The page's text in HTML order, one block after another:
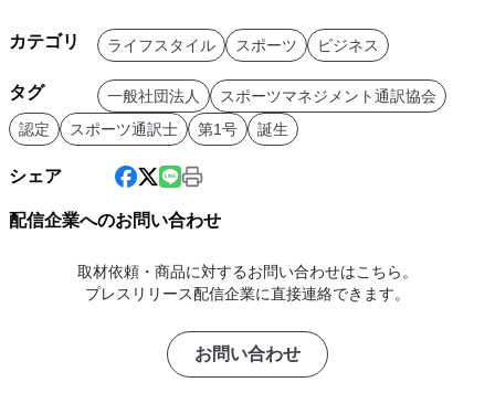
カテゴリ ライフスタイル スポーツ ビジネス
タグ 一般社団法人
スポーツマネジメント通訳協会
認定
スポーツ通訳士 第1号 誕生
シェア
配信企業へのお問い合わせ
取材依頼・商品に対するお問い合わせはこちら。
プレスリリース配信企業に直接連絡できます。
お問い合わせ